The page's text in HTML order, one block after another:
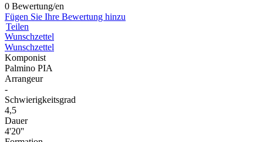
0 Bewertung/en
Fügen Sie Ihre Bewertung hinzu
Teilen
Wunschzettel
Wunschzettel
Komponist
Palmino PIA
Arrangeur
-
Schwierigkeitsgrad
4,5
Dauer
4'20''